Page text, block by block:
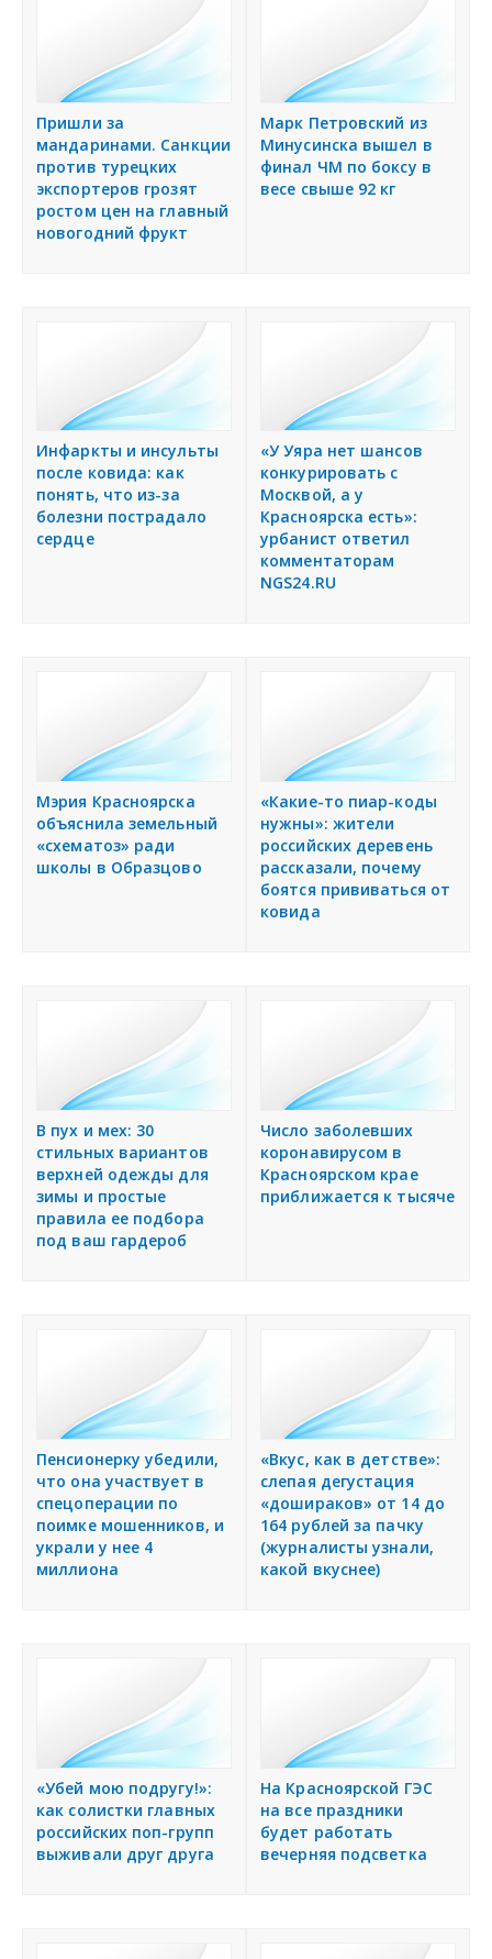
Пришли за
мандаринами. Санкции
против турецких
экспортеров грозят
ростом цен на главный
новогодний фрукт
Марк Петровский из
Минусинска вышел в
финал ЧМ по боксу в
весе свыше 92 кг
Инфаркты и инсульты
после ковида: как
понять, что из-за
болезни пострадало
сердце
«У Уяра нет шансов
конкурировать с
Москвой, а у
Красноярска есть»:
урбанист ответил
комментаторам
NGS24.RU
Мэрия Красноярска
объяснила земельный
«схематоз» ради
школы в Образцово
«Какие-то пиар-коды
нужны»: жители
российских деревень
рассказали, почему
боятся прививаться от
ковида
В пух и мех: 30
стильных вариантов
верхней одежды для
зимы и простые
правила ее подбора
под ваш гардероб
Число заболевших
коронавирусом в
Красноярском крае
приближается к тысяче
Пенсионерку убедили,
что она участвует в
спецоперации по
поимке мошенников, и
украли у нее 4
миллиона
«Вкус, как в детстве»:
слепая дегустация
«дошираков» от 14 до
164 рублей за пачку
(журналисты узнали,
какой вкуснее)
«Убей мою подругу!»:
как солистки главных
российских поп-групп
выживали друг друга
На Красноярской ГЭС
на все праздники
будет работать
вечерняя подсветка